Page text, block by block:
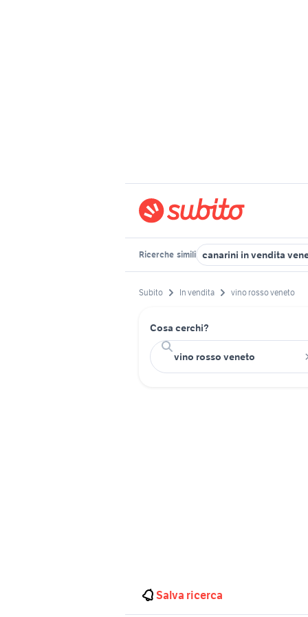
Ricerche simili canarini in vendita
Subito In vendita vino rosso veneto
Cosa cerchi?
Salva ricerca